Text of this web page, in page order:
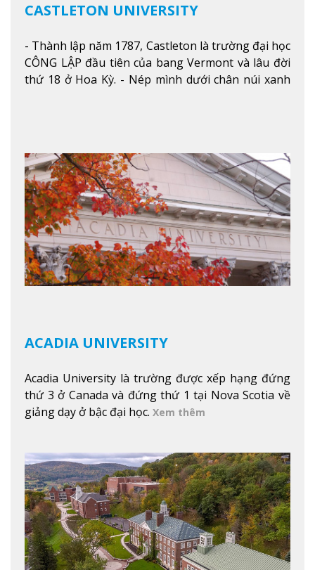
CASTLETON UNIVERSITY
- Thành lập năm 1787, Castleton là trường đại học
CÔNG LẬP đầu tiên của bang Vermont và lâu đời
thứ 18 ở Hoa Kỳ. - Nép mình dưới chân núi xanh
tuyết của trường, sinh viên có thể thưởng thức vẻ
đẹp tự nhiên của Vermont từ mọi góc trong
khuôn viên trường.Xem thêm
ACADIA UNIVERSITY
Acadia University là trường được xếp hạng đứng
thứ 3 ở Canada và đứng thứ 1 tại Nova Scotia về
giảng dạy ở bậc đại học. Xem thêm